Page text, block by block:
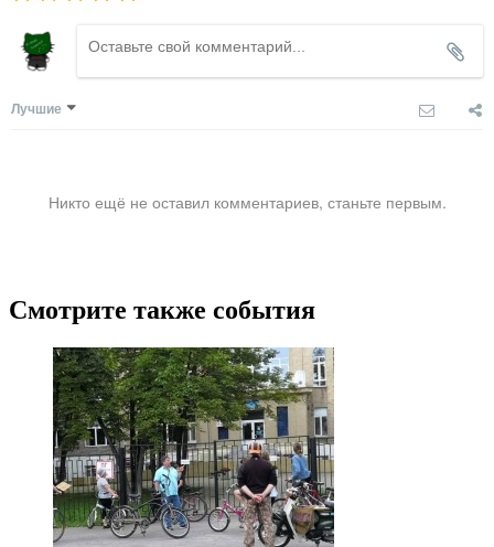
Лучшие
Никто ещё не оставил комментариев, станьте первым.
Смотрите также события